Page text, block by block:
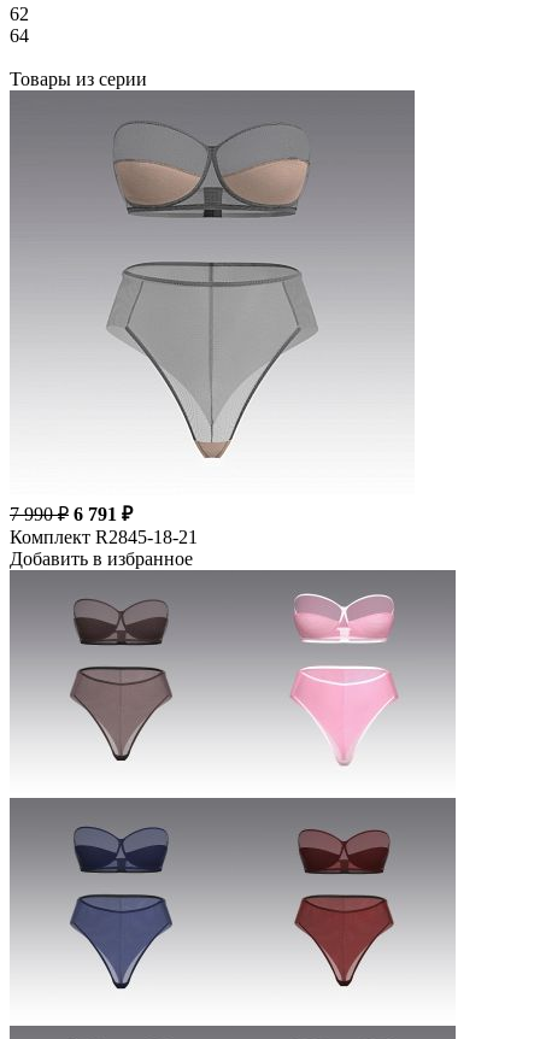
62
64
Товары из серии
7 990 ₽ 6 791 ₽
Комплект R2845-18-21
Добавить в избранное